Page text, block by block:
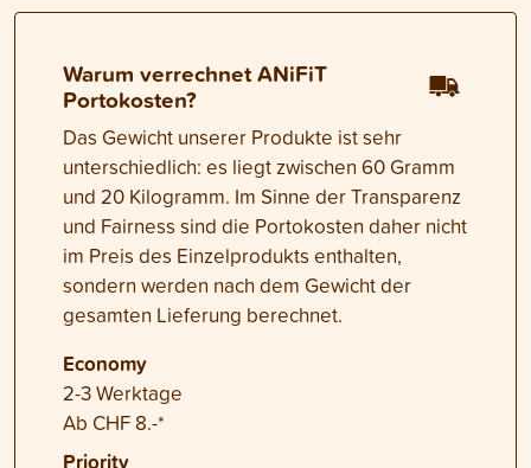
Warum verrechnet ANiFiT
Portokosten?
Das Gewicht unserer Produkte ist sehr
unterschiedlich: es liegt zwischen 60 Gramm
und 20 Kilogramm. Im Sinne der Transparenz
und Fairness sind die Portokosten daher nicht
im Preis des Einzelprodukts enthalten,
sondern werden nach dem Gewicht der
gesamten Lieferung berechnet.
Economy
2-3 Werktage
Ab CHF 8.-*
Priority